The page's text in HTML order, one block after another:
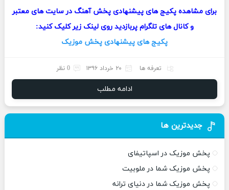
برای مشاهده پکیج های پیشنهادی پخش آهنگ در سایت های معتبر
و کانال های تلگرام پربازدید روی لینک زیر کلیک کنید:
پکیج های پیشنهادی پخش موزیک
تعرفه ها ۲۰ خرداد ۱۳۹۶ 0 نظر
ادامه مطلب
جدیدترین ها
پخش موزیک در اسپاتیفای
پخش موزیک شما در ملوبیت
پخش موزیک شما در دنیای ترانه